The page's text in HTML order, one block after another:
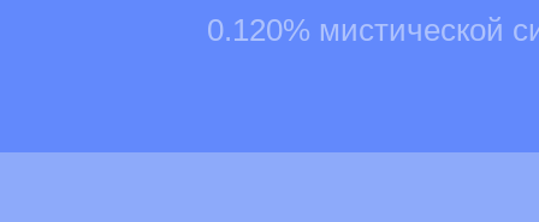
0.120% мистической